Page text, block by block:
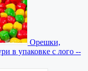
Орешки,
в упаковке с лого --